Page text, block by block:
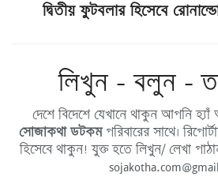
দ্বিতীয় ফুটবলার হিসেবে
লিখুন - বলুন -
দেশে বিদেশে যেখানে থাকুন আপনি
সোজাকথা ডটকমপরিবারের সাথে।
হিসেবে থাকুন! যুক্ত হতে লিখুন/ লেখা